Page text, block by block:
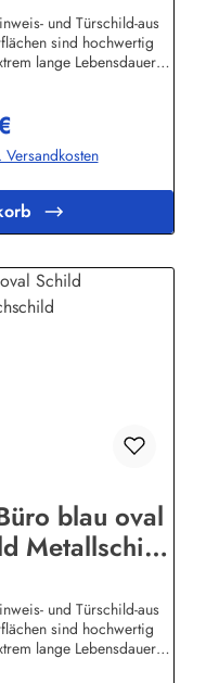
und Türschild-aus
sind hochwertig
lange Lebensdauer
werden, weil sonst
Emailleschilder können
geht's zu den
Bini Inh. Eda
1a22457
Preis:
blau oval
Metallschild
und Türschild-aus
sind hochwertig
lange Lebensdauer